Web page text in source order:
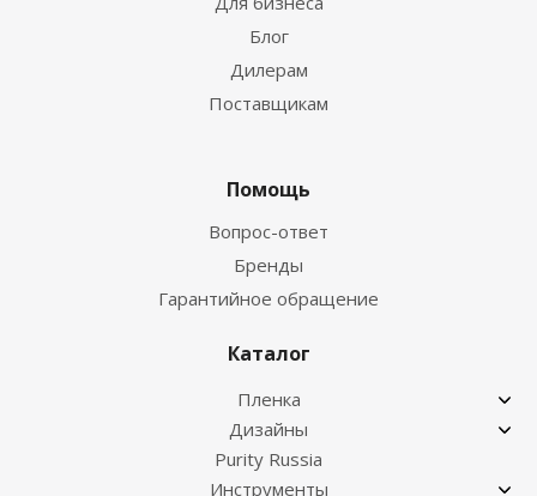
Блог
Дилерам
Поставщикам
Помощь
Вопрос-ответ
Бренды
Гарантийное обращение
Каталог
Пленка
Дизайны
Purity Russia
Инструменты